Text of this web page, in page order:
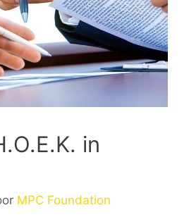
in
MPC Foundation